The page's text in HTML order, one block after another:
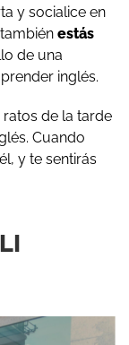
y socialice en
estás
de una
inglés.
de la tarde
Cuando
y te sentirás